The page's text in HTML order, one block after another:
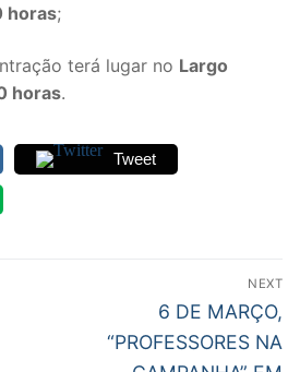
horas;
terá lugar no Largo
horas.
Tweet
NEXT
Next
post:
6 DE MARÇO,
“PROFESSORES NA